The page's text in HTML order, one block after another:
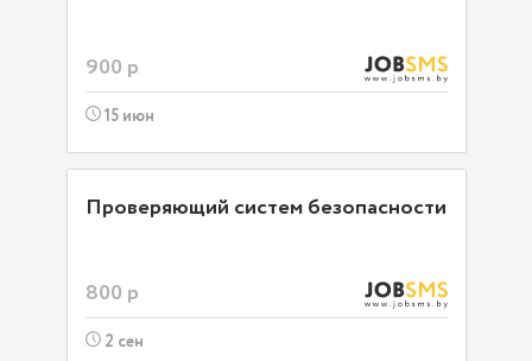
900 р
15 июн
Проверяющий систем безопасности
800 р
2 сен